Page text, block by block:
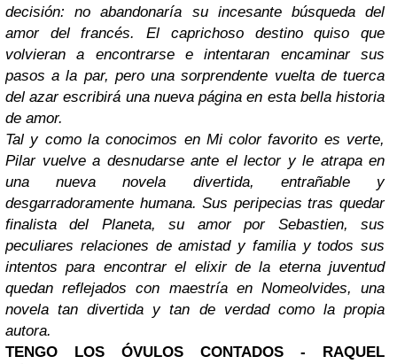
decisión: no abandonaría su incesante búsqueda del
amor del francés. El caprichoso destino quiso que
volvieran a encontrarse e intentaran encaminar sus
pasos a la par, pero una sorprendente vuelta de tuerca
del azar escribirá una nueva página en esta bella historia
de amor.
Tal y como la conocimos en Mi color favorito es verte,
Pilar vuelve a desnudarse ante el lector y le atrapa en
una nueva novela divertida, entrañable y
desgarradoramente humana. Sus peripecias tras quedar
finalista del Planeta, su amor por Sebastien, sus
peculiares relaciones de amistad y familia y todos sus
intentos para encontrar el elixir de la eterna juventud
quedan reflejados con maestría en Nomeolvides, una
novela tan divertida y tan de verdad como la propia
autora.
TENGO LOS ÓVULOS CONTADOS - RAQUEL